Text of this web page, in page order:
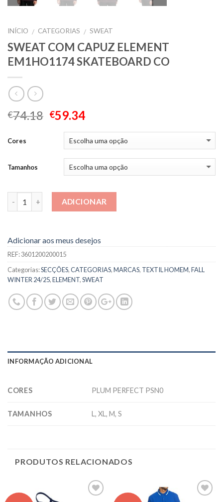
INÍCIO / CATEGORIAS / SWEAT
SWEAT COM CAPUZ ELEMENT
EM1HO1174 SKATEBOARD CO
€74.18 €59.34
Cores
Tamanhos
Quantidade ADICIONAR
Adicionar aos meus desejos
REF:3601200200015
Categorias:SECÇÕES,CATEGORIAS,MARCAS, TEXTIL HOMEM,FALL
WINTER 24/25,ELEMENT,SWEAT
INFORMAÇÃO ADICIONAL
CORES PLUM PERFECT PSN0
TAMANHOS L, XL, M, S
PRODUTOS RELACIONADOS